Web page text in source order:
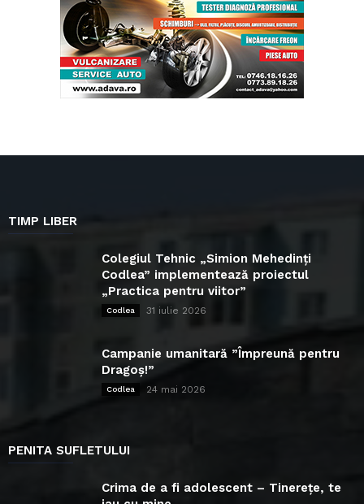
TIMP LIBER
Colegiul Tehnic „Simion Mehedinți
Codlea” implementează proiectul
„Practica pentru viitor”
Codlea 31 iulie 2026
Campanie umanitară ”Împreună pentru
Dragoș!”
Codlea 24 mai 2026
PENITA SUFLETULUI
Crima de a fi adolescent – Tinerețe, te